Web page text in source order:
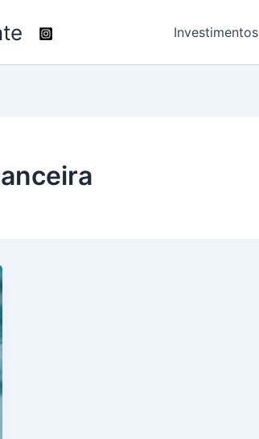
Investimentos